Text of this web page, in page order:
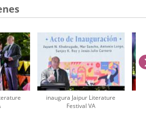
aplicación
inaugura Jaipur Literature
Festival VA